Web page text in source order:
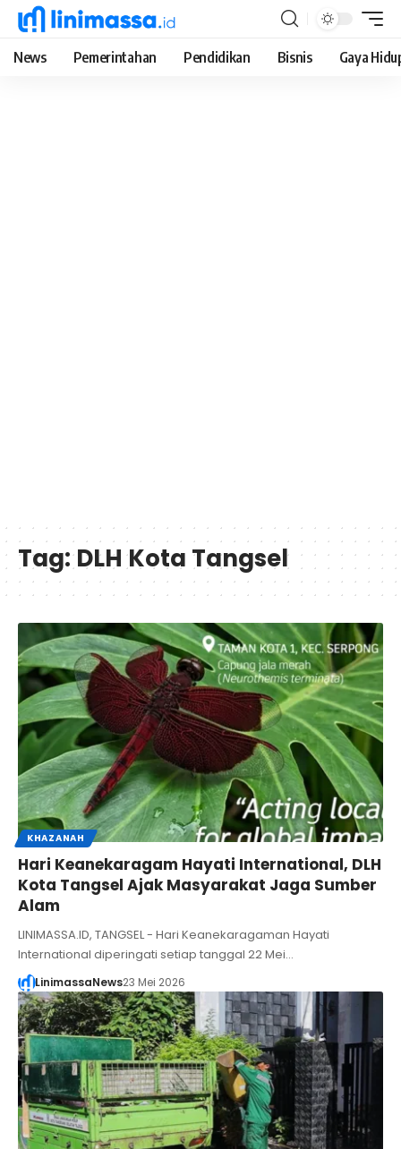
News Pemerintahan Pendidikan Bisnis Gaya
Tag:DLH Kota Tangsel
KHAZANAH
Hari Keanekaragam Hayati International, DLH
Kota Tangsel Ajak Masyarakat Jaga Sumber
Alam
LINIMASSA.ID, TANGSEL - Hari Keanekaragaman Hayati
International diperingati setiap tanggal 22 Mei…
LinimassaNews23 Mei 2026